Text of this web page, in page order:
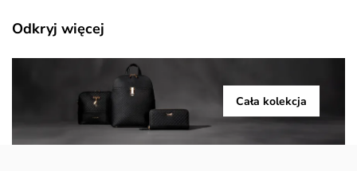
Odkryj więcej
Cała kolekcja